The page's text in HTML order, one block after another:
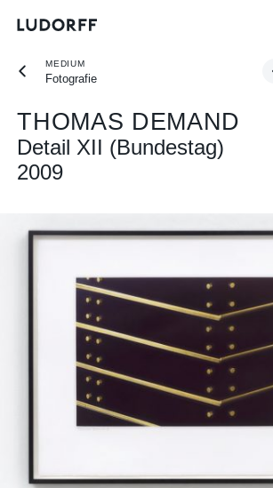
MEDIUM
Fotografie
THOMAS DEMAND
Detail XII (Bundestag)
2009